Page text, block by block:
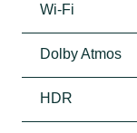
Wi-Fi
Dolby Atmos
HDR